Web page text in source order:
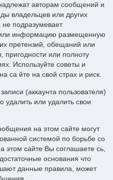
авторам сообщений и
владельцев или других
не подразумевает
или информацию размещенную
претензий, обещаний или
пригодности или полноту
Используйте советы и
са йте на свой страх и риск.
(аккаунта пользователя)
удалить или удалить свои
на этом сайте могут
системой по борьбе со
этом сайте Вы соглашаете сь,
основания что
данные правила, может